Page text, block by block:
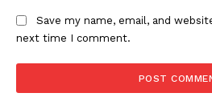
Save my name, email, and
next time I comment.